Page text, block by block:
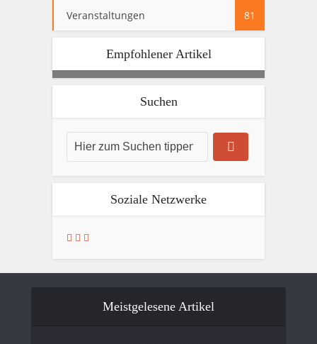
Veranstaltungen 81
Empfohlener Artikel
Suchen
Soziale Netzwerke
Meistgelesene Artikel